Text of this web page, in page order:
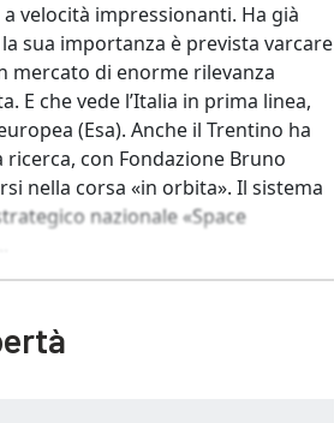
velocità impressionanti. Ha già
sua importanza è prevista varcare
mercato di enorme rilevanza
E che vede l’Italia in prima linea,
(Esa). Anche il Trentino ha
con Fondazione Bruno
nella corsa «in orbita». Il sistema
nazionale «Space